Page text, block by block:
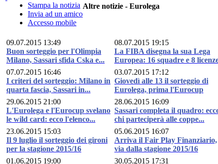
Stampa la notizia
Invia ad un amico
Accesso mobile
Altre notizie - Eurolega
09.07.2015 13:49
Buon sorteggio per l'Olimpia
Milano, Sassari sfida Cska e...
08.07.2015 19:15
La FIBA disegna la sua Lega
Europea: 16 squadre e 8
07.07.2015 16:46
I criteri del sorteggio: Milano in
quarta fascia, Sassari in...
03.07.2015 17:12
Giovedì alle 13 il sorteggio di
Eurolega, prima l'Eurocup
29.06.2015 21:00
L'Eurolega e l'Eurocup svelano
le wild card: ecco l'elenco...
28.06.2015 16:09
Sassari completa il quadro:
chi parteciperà alle coppe...
23.06.2015 15:03
Il 9 luglio il sorteggio dei gironi
per la stagione 2015/16
05.06.2015 16:07
Arriva il Fair Play Finanziario,
via dalla stagione 2015/16
01.06.2015 19:00
30.05.2015 17:31